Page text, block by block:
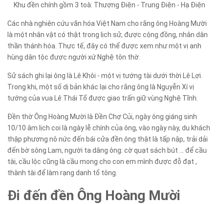
Khu đền chính gồm 3 toà: Thượng Điện - Trung Điện - Hạ Điện
Các nhà nghiên cứu văn hóa Việt Nam cho rằng ông Hoàng Mười
là một nhân vật có thật trong lịch sử, được cộng đồng, nhân dân
thần thánh hóa. Thực tế, đây có thể được xem như một vị anh
hùng dân tộc được người xứ Nghệ tôn thờ.
Sử sách ghi lại ông là Lê Khôi - một vị tướng tài dưới thời Lê Lợi.
Trong khi, một số dị bản khác lại cho rằng ông là Nguyễn Xí vị
tướng của vua Lê Thái Tổ được giao trấn giữ vùng Nghệ Tĩnh.
Đền thờ Ông Hoàng Mười là Đền Chợ Củi, ngày ông giáng sinh
10/10 âm lịch coi là ngày lễ chính của ông, vào ngày này, du khách
thập phương nô nức đến bái cửa đền ông thật là tấp nập, trải dải
đến bờ sông Lam, người ta dâng ông: cờ quạt sách bút … để cầu
tài, cầu lộc cũng là cầu mong cho con em mình được đỗ đạt ,
thành tài để làm rạng danh tổ tông.
Đi đến đền Ông Hoàng Mười